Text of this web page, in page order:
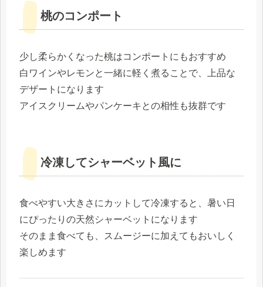
桃のコンポート
少し柔らかくなった桃はコンポートにもおすすめ
白ワインやレモンと一緒に軽く煮ることで、上品な
デザートになります
アイスクリームやパンケーキとの相性も抜群です
冷凍してシャーベット風に
食べやすい大きさにカットして冷凍すると、暑い日
にぴったりの天然シャーベットになります
そのまま食べても、スムージーに加えてもおいしく
楽しめます